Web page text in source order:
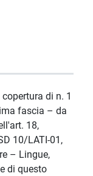
di n. 1
fascia – da
18,
10/LATI-01,
– Lingue,
di questo